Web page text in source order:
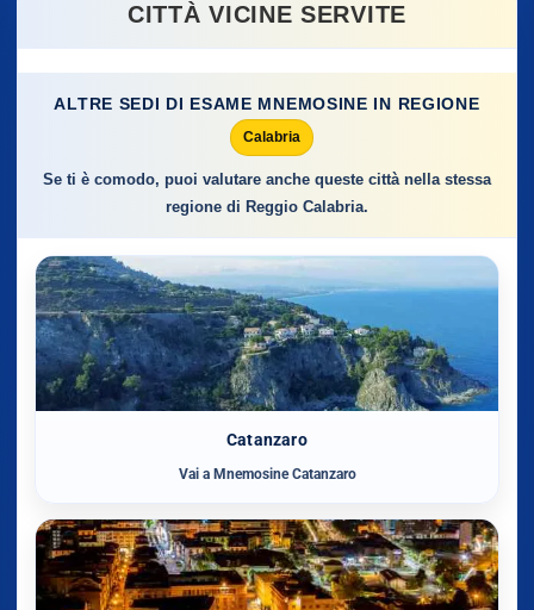
CITTÀ VICINE SERVITE
ALTRE SEDI DI ESAME MNEMOSINE IN REGIONE
Calabria
Se ti è comodo, puoi valutare anche queste città nella stessa
regione di Reggio Calabria.
Catanzaro
Vai a Mnemosine Catanzaro